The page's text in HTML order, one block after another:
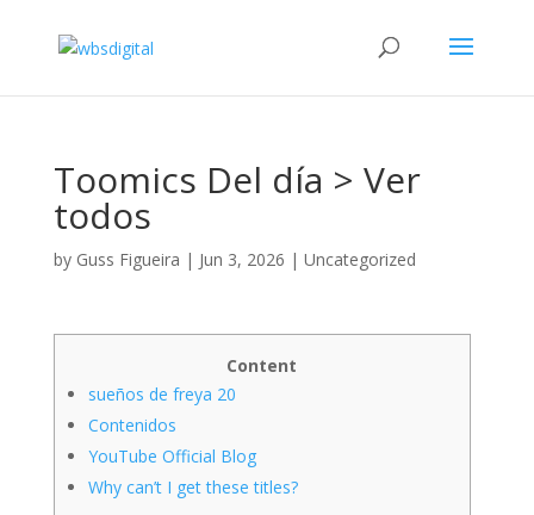
Toomics Del día > Ver
todos
by Guss Figueira | Jun 3, 2026 | Uncategorized
Content
sueños de freya 20
Contenidos
YouTube Official Blog
Why can’t I get these titles?